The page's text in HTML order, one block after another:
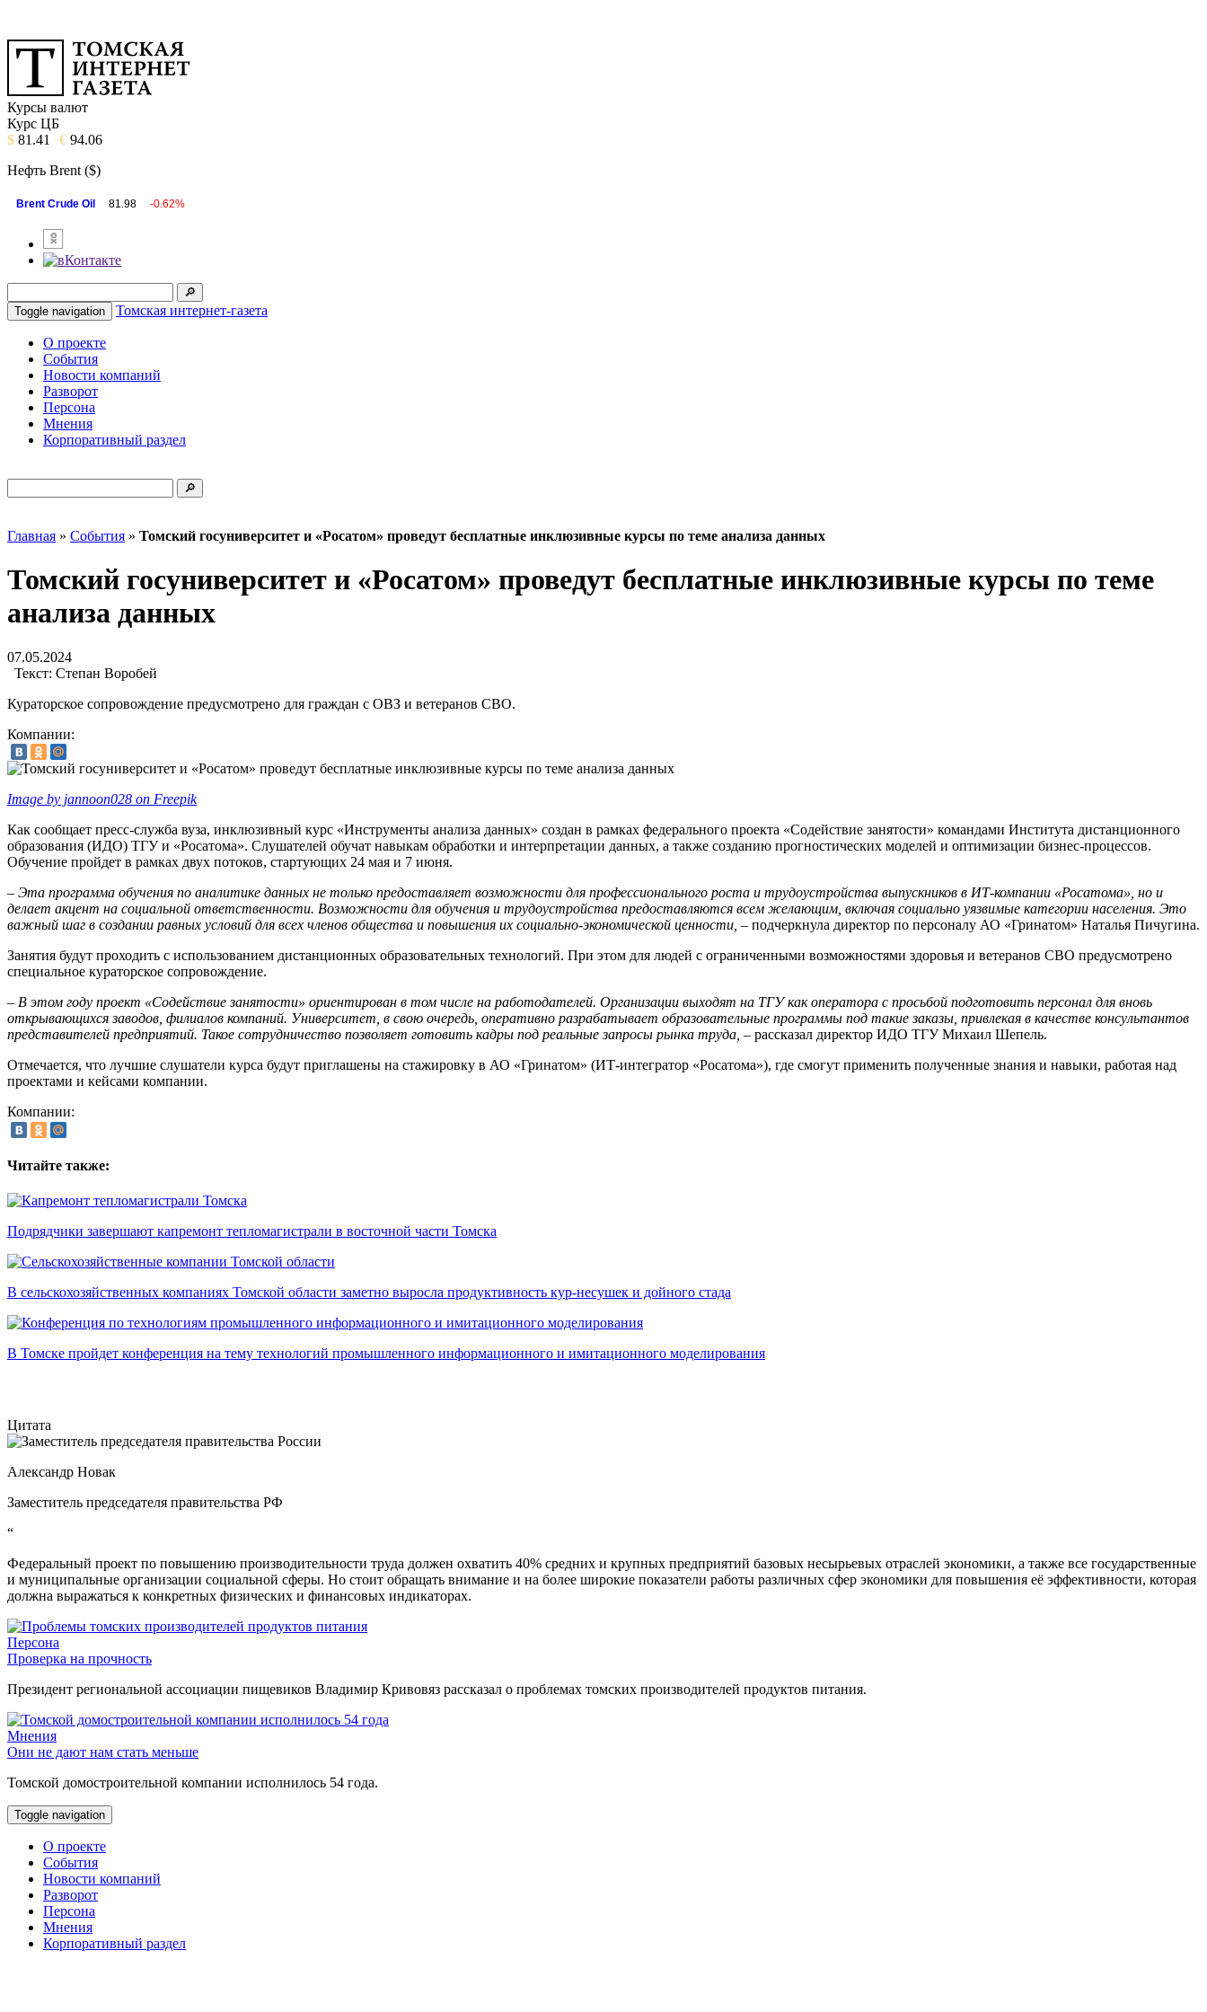
Курсы валют
Курс ЦБ
$ 81.41 € 94.06
Нефть Brent ($)
Brent Crude Oil 81.98 -0.62%
Toggle navigation Томская интернет-газета
О проекте
События
Новости компаний
Разворот
Персона
Мнения
Корпоративный раздел
Главная » События » Томский госуниверситет и «Росатом» проведут бесплатные инклюзивные курсы по теме анализа данных
Томский госуниверситет и «Росатом» проведут бесплатные инклюзивные курсы по теме
анализа данных
07.05.2024
Текст: Степан Воробей
Кураторское сопровождение предусмотрено для граждан с ОВЗ и ветеранов СВО.
Компании:
Image by jannoon028 on Freepik
Как сообщает пресс-служба вуза, инклюзивный курс «Инструменты анализа данных» создан в рамках федерального проекта «Содействие занятости» командами Института дистанционного
образования (ИДО) ТГУ и «Росатома». Слушателей обучат навыкам обработки и интерпретации данных, а также созданию прогностических моделей и оптимизации бизнес-процессов.
Обучение пройдет в рамках двух потоков, стартующих 24 мая и 7 июня.
– Эта программа обучения по аналитике данных не только предоставляет возможности для профессионального роста и трудоустройства выпускников в ИТ-компании «Росатома», но и
делает акцент на социальной ответственности. Возможности для обучения и трудоустройства предоставляются всем желающим, включая социально уязвимые категории населения. Это
важный шаг в создании равных условий для всех членов общества и повышения их социально-экономической ценности, – подчеркнула директор по персоналу АО «Гринатом» Наталья Пичугина.
Занятия будут проходить с использованием дистанционных образовательных технологий. При этом для людей с ограниченными возможностями здоровья и ветеранов СВО предусмотрено
специальное кураторское сопровождение.
– В этом году проект «Содействие занятости» ориентирован в том числе на работодателей. Организации выходят на ТГУ как оператора с просьбой подготовить персонал для вновь
открывающихся заводов, филиалов компаний. Университет, в свою очередь, оперативно разрабатывает образовательные программы под такие заказы, привлекая в качестве консультантов
представителей предприятий. Такое сотрудничество позволяет готовить кадры под реальные запросы рынка труда, – рассказал директор ИДО ТГУ Михаил Шепель.
Отмечается, что лучшие слушатели курса будут приглашены на стажировку в АО «Гринатом» (ИТ-интегратор «Росатома»), где смогут применить полученные знания и навыки, работая над
проектами и кейсами компании.
Компании:
Читайте также:
Подрядчики завершают капремонт тепломагистрали в восточной части Томска
В сельскохозяйственных компаниях Томской области заметно выросла продуктивность кур-несушек и дойного стада
В Томске пройдет конференция на тему технологий промышленного информационного и имитационного моделирования
Цитата
Александр Новак
Заместитель председателя правительства РФ
“
Федеральный проект по повышению производительности труда должен охватить 40% средних и крупных предприятий базовых несырьевых отраслей экономики, а также все государственные
и муниципальные организации социальной сферы. Но стоит обращать внимание и на более широкие показатели работы различных сфер экономики для повышения её эффективности, которая
должна выражаться к конкретных физических и финансовых индикаторах.
Персона
Проверка на прочность
Президент региональной ассоциации пищевиков Владимир Кривовяз рассказал о проблемах томских производителей продуктов питания.
Мнения
Они не дают нам стать меньше
Томской домостроительной компании исполнилось 54 года.
Toggle navigation
О проекте
События
Новости компаний
Разворот
Персона
Мнения
Корпоративный раздел